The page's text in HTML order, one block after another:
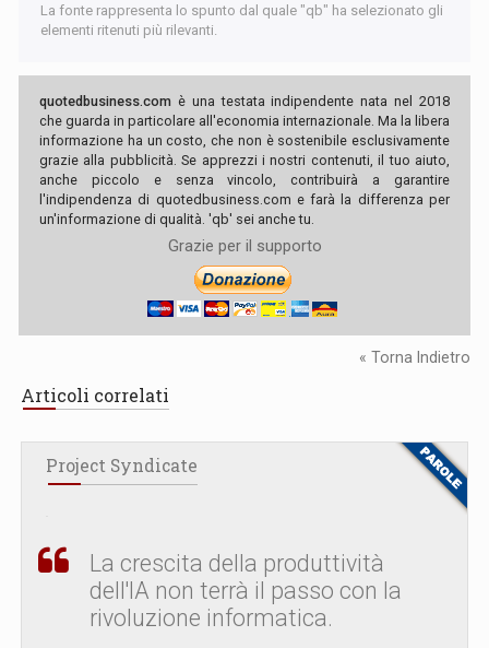
La fonte rappresenta lo spunto dal quale "qb" ha selezionato gli
elementi ritenuti più rilevanti.
quotedbusiness.com è una testata indipendente nata nel 2018
che guarda in particolare all'economia internazionale. Ma la libera
informazione ha un costo, che non è sostenibile esclusivamente
grazie alla pubblicità. Se apprezzi i nostri contenuti, il tuo aiuto,
anche piccolo e senza vincolo, contribuirà a garantire
l'indipendenza di quotedbusiness.com e farà la differenza per
un'informazione di qualità. 'qb' sei anche tu.
Grazie per il supporto
« Torna Indietro
Articoli correlati
Project Syndicate
La crescita della produttività
dell'IA non terrà il passo con la
rivoluzione informatica.